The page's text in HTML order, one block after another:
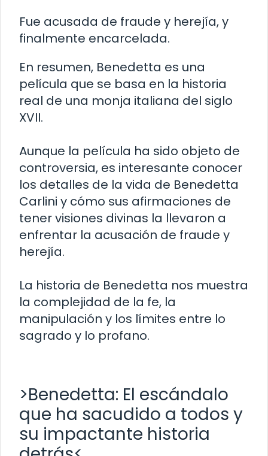
Fue acusada de fraude y herejía, y
finalmente encarcelada.
En resumen, Benedetta es una
película que se basa en la historia
real de una monja italiana del siglo
XVII.
Aunque la película ha sido objeto de
controversia, es interesante conocer
los detalles de la vida de Benedetta
Carlini y cómo sus afirmaciones de
tener visiones divinas la llevaron a
enfrentar la acusación de fraude y
herejía.
La historia de Benedetta nos muestra
la complejidad de la fe, la
manipulación y los límites entre lo
sagrado y lo profano.
>Benedetta: El escándalo
que ha sacudido a todos y
su impactante historia